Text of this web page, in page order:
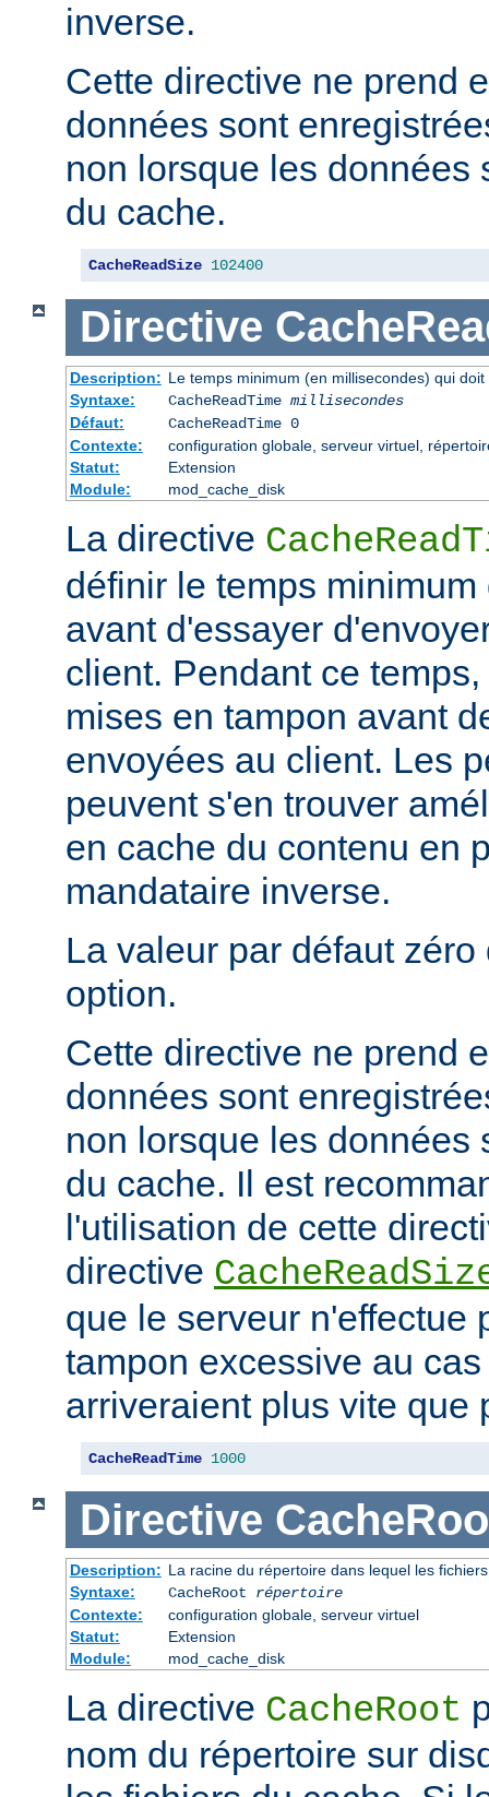
inverse.
Cette directive ne prend
données sont
non lorsque les données
du cache.
CacheReadSize 102400
Directive
Description: Le temps minimum (en millisecondes) qui
Syntaxe:
CacheReadTime millisecondes
Défaut:
CacheReadTime 0
Contexte:
configuration globale, serveur virtuel,
Statut:
Extension
Module:
mod_cache_disk
La directive
définir le temps
avant d'essayer
client. Pendant ce
mises en tampon avant
envoyées au client. Les
peuvent s'en trouver
en cache du contenu en
mandataire inverse.
La valeur par défaut
option.
Cette directive ne prend
données sont
non lorsque les données
du cache. Il est
l'utilisation de cette
directive
que le serveur n'effectue
tampon excessive au
arriveraient plus vite que
CacheReadTime 1000
Directive
Description: La racine du répertoire dans lequel les
Syntaxe:
CacheRoot répertoire
Contexte:
configuration globale, serveur virtuel
Statut:
Extension
Module:
mod_cache_disk
La directive CacheRoot
nom du répertoire sur